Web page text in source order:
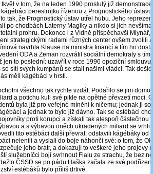
v tom, že na leden 1990 proslulý již
perestrojku řízenou z Prognostického
tak, že Prognostický ústav utřel hubu. Jeho
po chodbách Laterny Magiky a nikdo si jich
prohru. Dokonce i z Vídně přispěchavší Mlynář,
strategickými radami různých center ovšem zvolili
navrhla Klause na ministra financí a tím ho
ODA a Zeman rozvrátil sociální demokraty s
jen to poslední: uzavřít v roce 1996 opoziční
se sítí svých kumpánů se stali našimi vládci. Tak
měli kágébáci v hrsti.
všechno tak rychle vzdát. Podařilo se jim
a potichu kuli své pikle na opětné převzetí moci.
byla již pro veřejné mínění k ničemu; jednak ji
a jednak to bylo již dávno. Tak se estébáci
proti korupci a získali tak alespoň částečnou
a s výbavou oněch ukradených miliard se vrhli
tito estébáci další převrat: odstavili kágébáky od
nelenili a vyslali do boje náhončí své: o tom, že
jeho bratr, a dokazují to veškeré jeho projevy
služebníčci bojí svrhnout Fialu ze strachu, že bez
ČSSD se po pádu Haška začala ze své
estébáků bylo příliš drtivé.